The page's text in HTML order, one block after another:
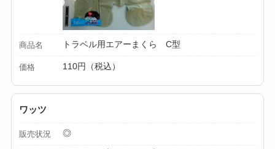
商品名 トラベル用エアーまくら C型
価格 110円（税込）
ワッツ
販売状況 ◎